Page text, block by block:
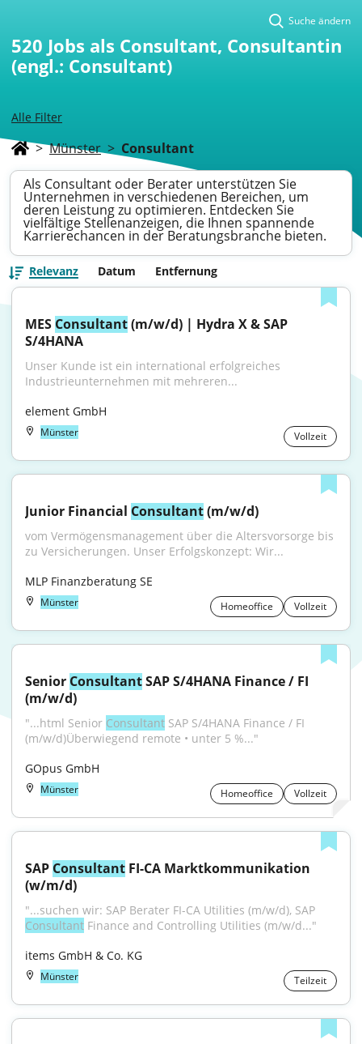
Alle Filter
Suche ändern
520 Jobs als Consultant, Consultantin
(engl.: Consultant)
> Münster > Consultant
Als Consultant oder Berater unterstützen Sie
Unternehmen in verschiedenen Bereichen, um
deren Leistung zu optimieren. Entdecken Sie
vielfältige Stellenanzeigen, die Ihnen spannende
Karrierechancen in der Beratungsbranche bieten.
Relevanz Datum Entfernung
MES Consultant (m/w/d) | Hydra X & SAP
S/4HANA
Unser Kunde ist ein international erfolgreiches
Industrieunternehmen mit mehreren...
element GmbH
Münster Vollzeit
Junior Financial Consultant (m/w/d)
vom Vermögensmanagement über die Altersvorsorge bis
zu Versicherungen. Unser Erfolgskonzept: Wir...
MLP Finanzberatung SE
Münster Homeoffice Vollzeit
Senior Consultant SAP S/4HANA Finance / FI
(m/w/d)
"...html Senior Consultant SAP S/4HANA Finance / FI
(m/w/d)Überwiegend remote • unter 5 %..."
GOpus GmbH
Münster Homeoffice Vollzeit
SAP Consultant FI-CA Marktkommunikation
(w/m/d)
Consultant Finance and Controlling Utilities (m/w/d..."
items GmbH & Co. KG
Münster Teilzeit